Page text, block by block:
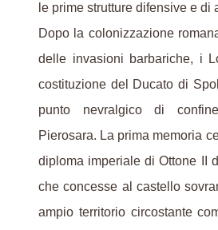
le prime strutture difensive e di
Dopo la colonizzazione
delle invasioni barbariche, i
costituzione del Ducato di
punto nevralgico di
Pierosara. La prima memoria
diploma imperiale di Ottone II
che concesse al castello
ampio territorio circostante